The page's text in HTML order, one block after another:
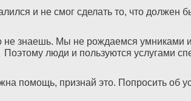
и не смог сделать то, что должен
не знаешь. Мы не рождаемся умниками
Поэтому люди и пользуются услугами
помощь, признай это. Попросить об